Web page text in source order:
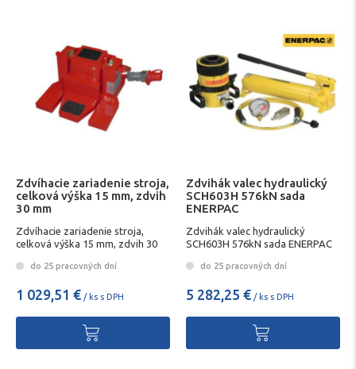
Zdvíhacie zariadenie stroja,
celková výška 15 mm, zdvih
30 mm
Zdvíhacie zariadenie stroja,
celková výška 15 mm, zdvih 30
do 25 pracovných dní
1 029,51 € / ks s DPH
Zdvihák valec hydraulický
SCH603H 576kN sada
ENERPAC
Zdvihák valec hydraulický
SCH603H 576kN sada ENERPAC
do 25 pracovných dní
5 282,25 € / ks s DPH